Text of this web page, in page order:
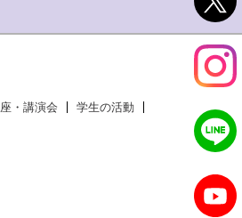
・講演会 学生の活動